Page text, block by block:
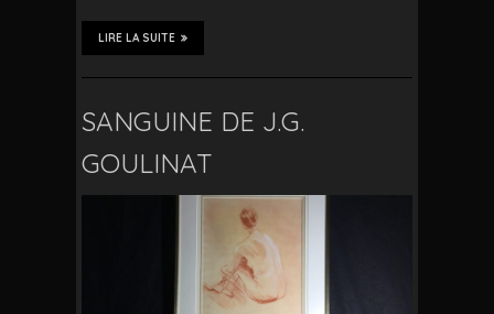
LIRE LA SUITE
SANGUINE DE J.G.
GOULINAT